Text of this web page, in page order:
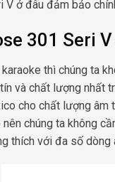
ở đâu đảm bảo
301 Seri
thì chúng ta
và chất lượng
cho chất lượng
chúng ta không
thích với đa số dòng